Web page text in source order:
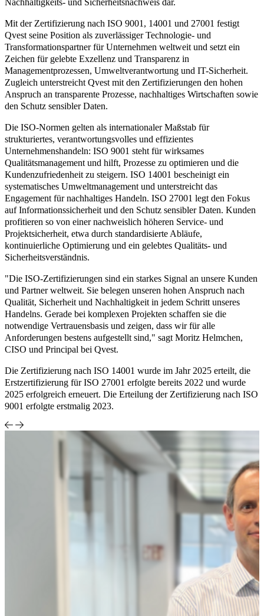
Mit der Zertifizierung nach ISO 9001, 14001 und 27001 festigt
Qvest seine Position als zuverlässiger Technologie- und
Transformationspartner für Unternehmen weltweit und setzt ein
Zeichen für gelebte Exzellenz und Transparenz in
Managementprozessen, Umweltverantwortung und IT-Sicherheit.
Zugleich unterstreicht Qvest mit den Zertifizierungen den hohen
Anspruch an transparente Prozesse, nachhaltiges Wirtschaften sowie
den Schutz sensibler Daten.
Die ISO-Normen gelten als internationaler Maßstab für
strukturiertes, verantwortungsvolles und effizientes
Unternehmenshandeln: ISO 9001 steht für wirksames
Qualitätsmanagement und hilft, Prozesse zu optimieren und die
Kundenzufriedenheit zu steigern. ISO 14001 bescheinigt ein
systematisches Umweltmanagement und unterstreicht das
Engagement für nachhaltiges Handeln. ISO 27001 legt den Fokus
auf Informationssicherheit und den Schutz sensibler Daten. Kunden
profitieren so von einer nachweislich höheren Service- und
Projektsicherheit, etwa durch standardisierte Abläufe,
kontinuierliche Optimierung und ein gelebtes Qualitäts- und
Sicherheitsverständnis.
"Die ISO-Zertifizierungen sind ein starkes Signal an unsere Kunden
und Partner weltweit. Sie belegen unseren hohen Anspruch nach
Qualität, Sicherheit und Nachhaltigkeit in jedem Schritt unseres
Handelns. Gerade bei komplexen Projekten schaffen sie die
notwendige Vertrauensbasis und zeigen, dass wir für alle
Anforderungen bestens aufgestellt sind," sagt Moritz Helmchen,
CISO und Principal bei Qvest.
Die Zertifizierung nach ISO 14001 wurde im Jahr 2025 erteilt, die
Erstzertifizierung für ISO 27001 erfolgte bereits 2022 und wurde
2025 erfolgreich erneuert. Die Erteilung der Zertifizierung nach ISO
9001 erfolgte erstmalig 2023.